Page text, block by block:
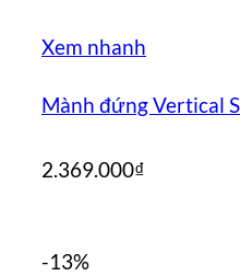
Xem nhanh
Mành đứng Vertical
2.369.000₫
-13%